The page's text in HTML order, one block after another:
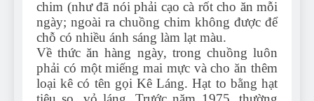
chim (như đã nói phải cạo cà rốt cho ăn mỗi
ngày; ngoài ra chuồng chim không được để
chỗ có nhiều ánh sáng làm lạt màu.
Về thức ăn hàng ngày, trong chuồng luôn
phải có một miếng mai mực và cho ăn thêm
loại kê có tên gọi Kê Láng. Hạt to bằng hạt